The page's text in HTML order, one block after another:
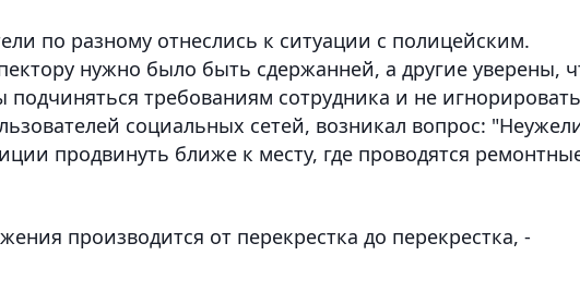
по разному отнеслись к ситуации с полицейским.
нужно было быть сдержанней, а другие уверены,
требованиям сотрудника и не игнорировать
социальных сетей, возникал вопрос:
продвинуть ближе к месту, где проводятся
производится от перекрестка до перекрестка, -